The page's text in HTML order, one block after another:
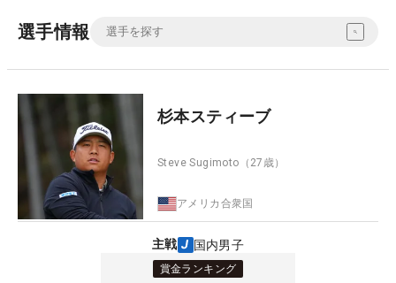
選手情報
杉本スティーブ
Steve Sugimoto （27歳）
アメリカ合衆国
主戦 国内男子
賞金ランキング